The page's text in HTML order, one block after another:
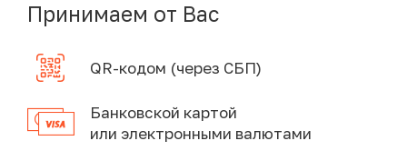
Принимаем от Вас
QR-кодом (через СБП)
Банковской картой
или электронными валютами